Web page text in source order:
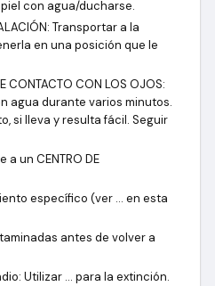
con agua/ducharse.
Transportar a la
en una posición que le
CONTACTO CON LOS OJOS:
agua durante varios minutos.
si lleva y resulta fácil. Seguir
un CENTRO DE
específico (ver … en esta
antes de volver a
Utilizar … para la extinción.